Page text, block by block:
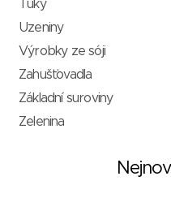
Tuky
Uzeniny
Výrobky ze sóji
Zahušťovadla
Základní suroviny
Zelenina